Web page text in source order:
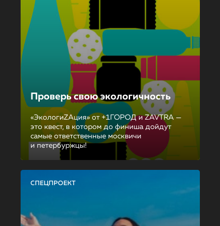
Проверь свою экологичность
«ЭкологиZAция» от +1ГОРОД и ZAVTRA —
это квест, в котором до финиша дойдут
самые ответственные москвичи
и петербуржцы!
СПЕЦПРОЕКТ